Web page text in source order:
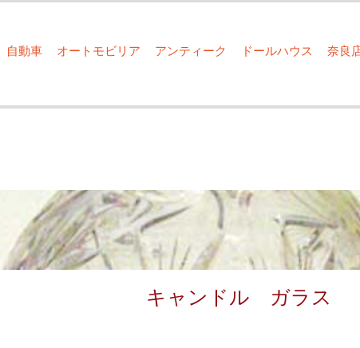
自動車 オートモビリア アンティーク ドールハウス 奈良
キャンドル ガラス